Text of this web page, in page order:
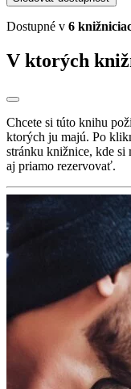
Dostupné v 6
V ktorých
Chcete si túto knihu
ktorých ju majú. Po
stránku knižnice, kde si
aj priamo rezervovať.